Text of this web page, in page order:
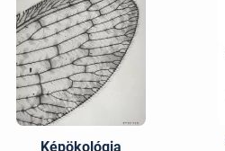
Képökológia